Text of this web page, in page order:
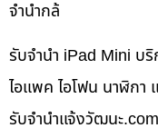
จำนำกล้
รับจำนำ iPad Mini บ
ไอแพค ไอโฟน นาฬิกา
รับจํานําแจ้งวัฒนะ